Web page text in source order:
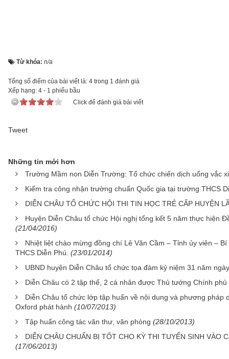
Từ khóa: n/a
Tổng số điểm của bài viết là: 4 trong 1 đánh giá
Xếp hạng: 4 - 1 phiếu bầu
Click để đánh giá bài viết
Tweet
Những tin mới hơn
Trường Mầm non Diễn Trường: Tổ chức chiến dịch uống vắc
Kiểm tra công nhận trường chuẩn Quốc gia tại trường THCS
DIỄN CHÂU TỔ CHỨC HỘI THI TIN HỌC TRẺ CẤP HUYỆN
Huyện Diễn Châu tổ chức Hội nghị tổng kết 5 năm thực hiện
(21/04/2016)
Nhiệt liệt chào mừng đồng chí Lê Văn Cầm – Tỉnh ủy viên –
THCS Diễn Phú. (23/01/2014)
UBND huyện Diễn Châu tổ chức tọa đàm kỷ niệm 31 năm
Diễn Châu có 2 tập thể, 2 cá nhân được Thủ tướng Chính phủ
Diễn Châu tổ chức lớp tập huấn về nội dung và phương
Oxford phát hành (10/07/2013)
Tập huấn công tác văn thư, văn phòng (28/10/2013)
DIỄN CHÂU CHUẨN BỊ TỐT CHO KỲ THI TUYỂN SINH VÀO
(17/06/2013)